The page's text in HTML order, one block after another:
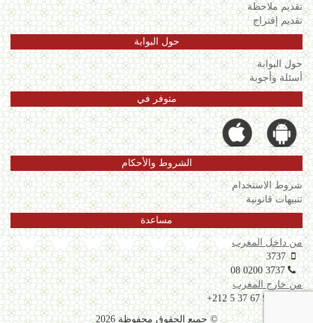
تقديم ملاحظة
تقديم إقتراح
حول البوابة
حول البوابة
أسئلة وأجوبة
متوفر في
الشروط والأحكام
شروط الاستخدام
تنبيهات قانونية
مساعدة
من داخل المغرب
3737
08 0200 3737
من خارج المغرب
+212 5 37 67 99 06
© جميع الحقوق محفوظة 2026